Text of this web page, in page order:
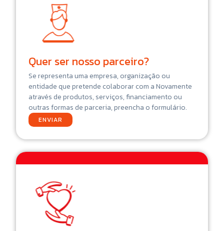
Quer ser nosso parceiro?
Se representa uma empresa, organização ou
entidade que pretende colaborar com a Novamente
através de produtos, serviços, financiamento ou
outras formas de parceria, preencha o formulário.
ENVIAR